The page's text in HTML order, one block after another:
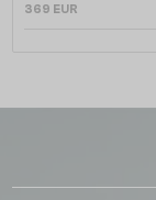
369 EUR